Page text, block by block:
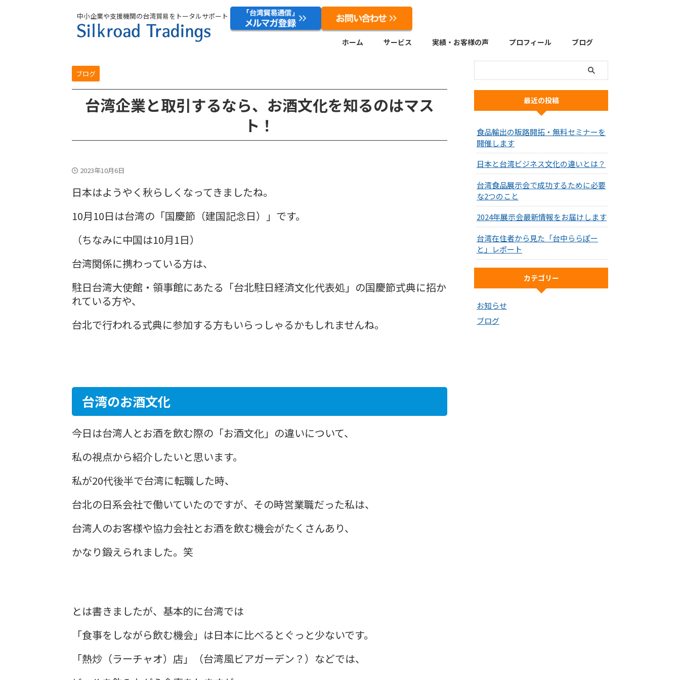
中小企業や支援機関の台湾貿易をトータルサポート
ホーム サービス 実績・お客様の声 プロフィール ブログ
ブログ
台湾企業と取引するなら、お酒文化を知るのはマス
ト！
2023年10月6日
日本はようやく秋らしくなってきましたね。
10月10日は台湾の「国慶節（建国記念日）」です。
（ちなみに中国は10月1日）
台湾関係に携わっている方は、
駐日台湾大使館・領事館にあたる「台北駐日経済文化代表処」の国慶節式典に招か
れている方や、
台北で行われる式典に参加する方もいらっしゃるかもしれませんね。
​台湾のお酒文化
今日は台湾人とお酒を飲む際の「お酒文化」の違いについて、
私の視点から紹介したいと思います。
私が20代後半で台湾に転職した時、
台北の日系会社で働いていたのですが、その時営業職だった私は、
台湾人のお客様や協力会社とお酒を飲む機会がたくさんあり、
かなり鍛えられました。笑
​とは書きましたが、基本的に台湾では
「食事をしながら飲む機会」は日本に比べるとぐっと少ないです。
「熱炒（ラーチャオ）店」（台湾風ビアガーデン？）などでは、
最近の投稿
食品輸出の販路開拓・無料セミナーを
開催します
日本と台湾ビジネス文化の違いとは？
台湾食品展示会で成功するために必要
な2つのこと
2024年展示会最新情報をお届けします
台湾在住者から見た「台中ららぽー
と」レポート
カテゴリー
お知らせ
ブログ